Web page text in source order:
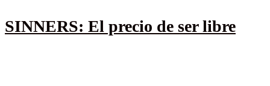
SINNERS: El precio de ser libre